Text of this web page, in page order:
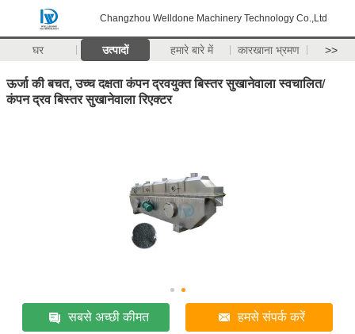
Changzhou Welldone Machinery Technology Co.,Ltd
घर उत्पादों हमारे बारे में कारखाना भ्रमण >>
ऊर्जा की बचत, उच्च दक्षता कंपन द्रवयुक्त बिस्तर सुखानेवाला स्वचालित/
कंपन द्रव बिस्तर सुखानेवाला रिएक्टर
सबसे अच्छी कीमत हमसे संपर्क करें